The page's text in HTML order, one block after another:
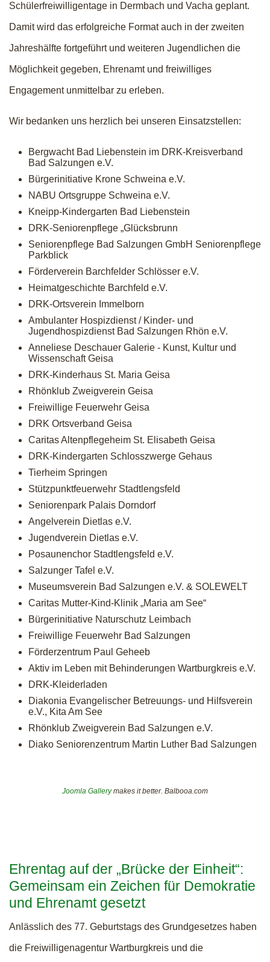
Schülerfreiwilligentage in Dermbach und Vacha geplant.
Damit wird das erfolgreiche Format auch in der zweiten
Jahreshälfte fortgeführt und weiteren Jugendlichen die
Möglichkeit gegeben, Ehrenamt und freiwilliges
Engagement unmittelbar zu erleben.
Wir bedanken uns herzlich bei unseren Einsatzstellen:
Bergwacht Bad Liebenstein im DRK-Kreisverband
Bad Salzungen e.V.
Bürgerinitiative Krone Schweina e.V.
NABU Ortsgruppe Schweina e.V.
Kneipp-Kindergarten Bad Liebenstein
DRK-Seniorenpflege „Glücksbrunn
Seniorenpflege Bad Salzungen GmbH Seniorenpflege
Parkblick
Förderverein Barchfelder Schlösser e.V.
Heimatgeschichte Barchfeld e.V.
DRK-Ortsverein Immelborn
Ambulanter Hospizdienst / Kinder- und
Jugendhospizdienst Bad Salzungen Rhön e.V.
Anneliese Deschauer Galerie - Kunst, Kultur und
Wissenschaft Geisa
DRK-Kinderhaus St. Maria Geisa
Rhönklub Zweigverein Geisa
Freiwillige Feuerwehr Geisa
DRK Ortsverband Geisa
Caritas Altenpflegeheim St. Elisabeth Geisa
DRK-Kindergarten Schlosszwerge Gehaus
Tierheim Springen
Stützpunktfeuerwehr Stadtlengsfeld
Seniorenpark Palais Dorndorf
Angelverein Dietlas e.V.
Jugendverein Dietlas e.V.
Posaunenchor Stadtlengsfeld e.V.
Salzunger Tafel e.V.
Museumsverein Bad Salzungen e.V. & SOLEWELT
Caritas Mutter-Kind-Klinik „Maria am See“
Bürgerinitiative Naturschutz Leimbach
Freiwillige Feuerwehr Bad Salzungen
Förderzentrum Paul Geheeb
Aktiv im Leben mit Behinderungen Wartburgkreis e.V.
DRK-Kleiderladen
Diakonia Evangelischer Betreuungs- und Hilfsverein
e.V., Kita Am See
Rhönklub Zweigverein Bad Salzungen e.V.
Diako Seniorenzentrum Martin Luther Bad Salzungen
Joomla Gallerymakes it better. Balbooa.com
Ehrentag auf der „Brücke der Einheit“:
Gemeinsam ein Zeichen für Demokratie
und Ehrenamt gesetzt
Anlässlich des 77. Geburtstags des Grundgesetzes haben
die Freiwilligenagentur Wartburgkreis und die